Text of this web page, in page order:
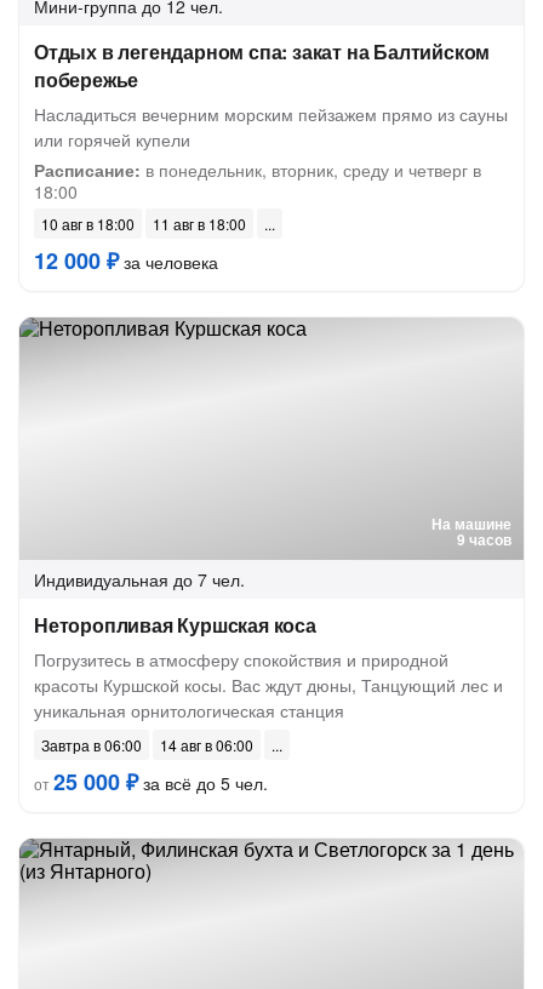
Мини-группа до 12 чел.
Отдых в легендарном спа: закат на Балтийском
побережье
Насладиться вечерним морским пейзажем прямо из сауны
или горячей купели
Расписание: в понедельник, вторник, среду и четверг в
18:00
10 авг в 18:00 11 авг в 18:00
12 000 ₽за человека
На машине
9 часов
Индивидуальная до 7 чел.
Неторопливая Куршская коса
Погрузитесь в атмосферу спокойствия и природной
красоты Куршской косы. Вас ждут дюны, Танцующий лес и
уникальная орнитологическая станция
Завтра в 06:00
14 авг в 06:00
от25 000 ₽за всё до 5 чел.